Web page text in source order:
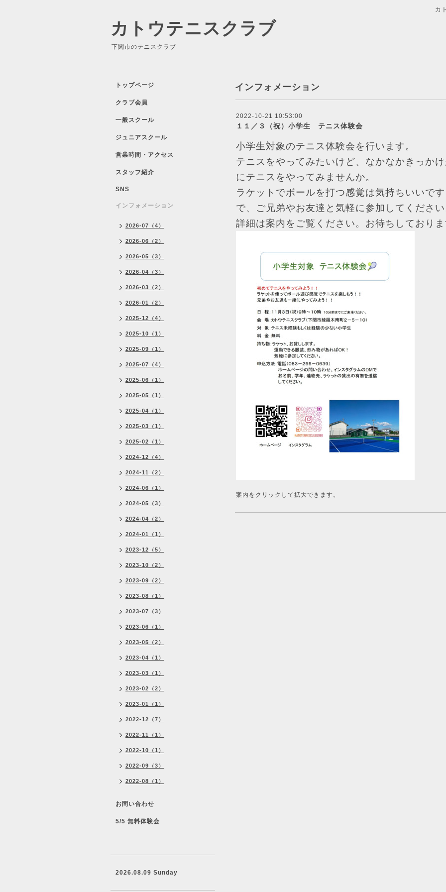
カ
カトウテニスクラブ
下関市のテニスクラブ
インフォメーション
2022-10-21 10:53:00
１１／３（祝）小学生 テニス体験会
小学生対象のテニス体験会を行います。
テニスをやってみたいけど、なかなかきっか
にテニスをやってみませんか。
ラケットでボールを打つ感覚は気持ちいいで
で、ご兄弟やお友達と気軽に参加してくださ
詳細は案内をご覧ください。お待ちしており
案内をクリックして拡大できます。
トップページ
クラブ会員
一般スクール
ジュニアスクール
営業時間・アクセス
スタッフ紹介
SNS
インフォメーション
2026-07（4）
2026-06（2）
2026-05（3）
2026-04（3）
2026-03（2）
2026-01（2）
2025-12（4）
2025-10（1）
2025-09（1）
2025-07（4）
2025-06（1）
2025-05（1）
2025-04（1）
2025-03（1）
2025-02（1）
2024-12（4）
2024-11（2）
2024-06（1）
2024-05（3）
2024-04（2）
2024-01（1）
2023-12（5）
2023-10（2）
2023-09（2）
2023-08（1）
2023-07（3）
2023-06（1）
2023-05（2）
2023-04（1）
2023-03（1）
2023-02（2）
2023-01（1）
2022-12（7）
2022-11（1）
2022-10（1）
2022-09（3）
2022-08（1）
お問い合わせ
5/5 無料体験会
2026.08.09 Sunday